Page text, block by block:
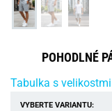
POHODLNÉ
Tabulka s velikostmi
VYBERTE VARIANTU: